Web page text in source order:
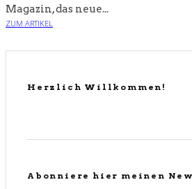
Magazin, das neue...
ZUM ARTIKEL
Herzlich Willkommen!
Abonniere hier meinen